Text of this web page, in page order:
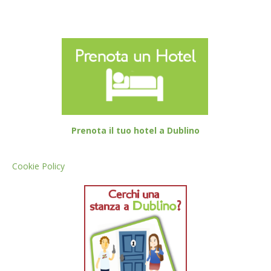
Prenota il tuo hotel a Dublino
Cookie Policy